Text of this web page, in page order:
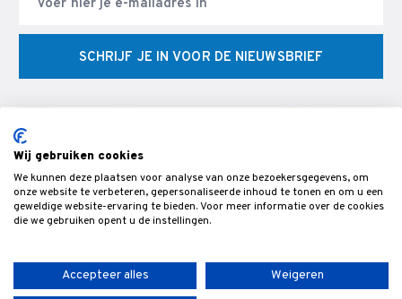
SCHRIJF JE IN VOOR DE NIEUWSBRIEF
© Veldman Slijptechniek - Slijperij & specialist in CNC
gereedschappen & snijgereedschap voor de bewerking van hout,-
Wij gebruiken cookies
We kunnen deze plaatsen voor analyse van onze bezoekersgegevens, om
onze website te verbeteren, gepersonaliseerde inhoud te tonen en om u een
geweldige website-ervaring te bieden. Voor meer informatie over de cookies
die we gebruiken opent u de instellingen.
Accepteer alles Weigeren